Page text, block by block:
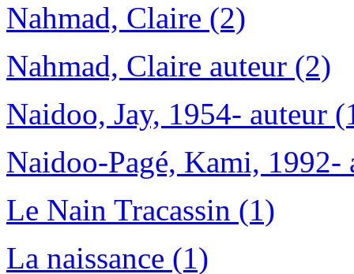
Nahmad, Claire (2)
Nahmad, Claire auteur (2)
Naidoo, Jay, 1954- auteur
Naidoo-Pagé, Kami, 1992-
Le Nain Tracassin (1)
La naissance (1)